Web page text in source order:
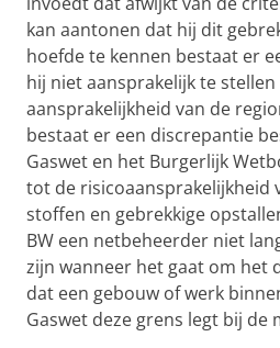
kan aantonen dat hij dit
hoefde te kennen bestaat er
hij niet aansprakelijk te
aansprakelijkheid van de
bestaat er een discrepantie
Gaswet en het Burgerlijk
tot de risicoaansprakelijkheid
stoffen en gebrekkige
BW een netbeheerder niet
zijn wanneer het gaat om het
dat een gebouw of werk
Gaswet deze grens legt bij de